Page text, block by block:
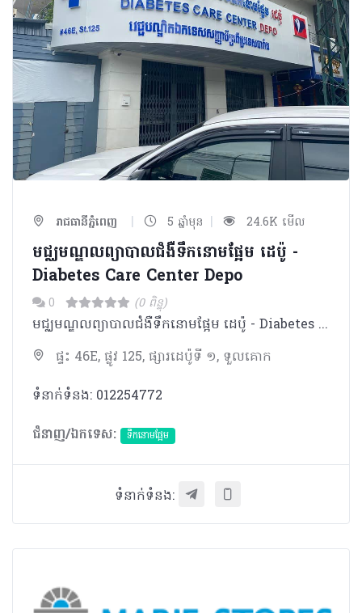
រាជធានីភ្នំពេញ | 5 ឆ្នាំមុន | 24.6K មើល
មជ្ឈមណ្ឌលព្យាបាលជំងឺទឹកនោមផ្អែម ដេប៉ូ -
Diabetes Care Center Depo
0 (0 ពិន្ទុ)
មជ្ឈមណ្ឌលព្យាបាលជំងឺទឹកនោមផ្អែម ដេប៉ូ - Diabetes Care Center Depo
ផ្ទះ 46E, ផ្លូវ 125, ផ្សារដេប៉ូទី ១, ទួលគោក
ទំនាក់ទំនង: 012254772
ជំនាញ/ឯកទេស:
ទឹកនោមផ្អែម
ទំនាក់ទំនង: